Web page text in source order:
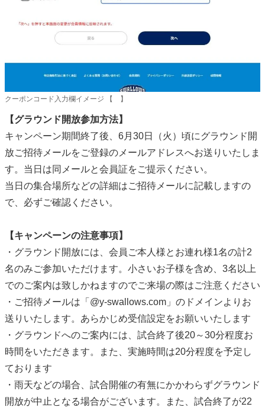
クーポンコード入力欄イメージ 【 】
【グラウンド開放参加方法】
キャンペーン期間終了後、6月30日（火）頃にグラウンド開
放ご招待メールをご登録のメールアドレスへお送りいたしま
す。当日は同メールと会員証をご提示ください。
当日の集合場所などの詳細はご招待メールに記載しますの
で、必ずご確認ください。
【キャンペーンの注意事項】
・グラウンド開放には、会員ご本人様とお連れ様1名の計2
名のみご参加いただけます。小さいお子様を含め、3名以上
でのご案内は致しかねますのでご来場の際はご注意ください
・ご招待メールは「@y-swallows.com」のドメインよりお
送りいたします。あらかじめ受信設定をお願いいたします
・グラウンドへのご案内には、試合終了後20～30分程度お
時間をいただきます。また、実施時間は20分程度を予定し
ております
・雨天などの場合、試合開催の有無にかかわらずグラウンド
開放が中止となる場合がございます。また、試合終了が22